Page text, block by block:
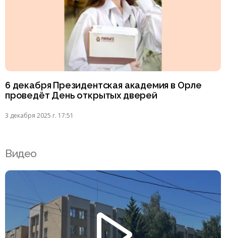
6 декабря Президентская академия в Орле
проведёт День открытых дверей
3 декабря 2025 г. 17:51
Видео